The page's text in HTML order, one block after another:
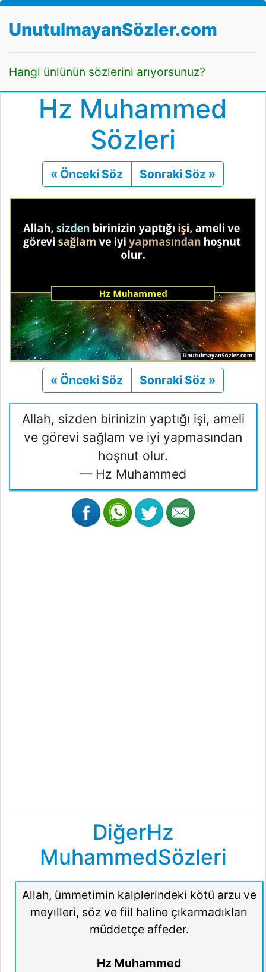
UnutulmayanSözler.com
Hangi ünlünün sözlerini arıyorsunuz?
Hz Muhammed
Sözleri
« Önceki Söz Önceki
Sonraki Söz »
« Önceki Söz Önceki
Sonraki Söz »
Allah, sizden birinizin yaptığı işi, ameli
ve görevi sağlam ve iyi yapmasından
hoşnut olur.
— Hz Muhammed
DiğerHz
MuhammedSözleri
Allah, ümmetimin kalplerindeki kötü arzu ve
meyılleri, söz ve fiil haline çıkarmadıkları
müddetçe affeder.
Hz Muhammed